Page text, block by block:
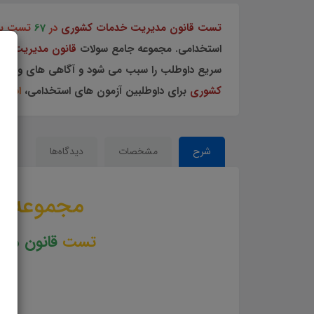
تست قانون مدیریت خدمات کشوری در 67 تست
استخدامی. مجموعه جامع سولات قانون مدیریت
سریع داوطلب را سبب می شود و آگاهی های وی را
کشوری برای داوطلبین آزمون های استخدامی،
شرح مشخصات دیدگاه‌ها
مجموعه
تست قانون